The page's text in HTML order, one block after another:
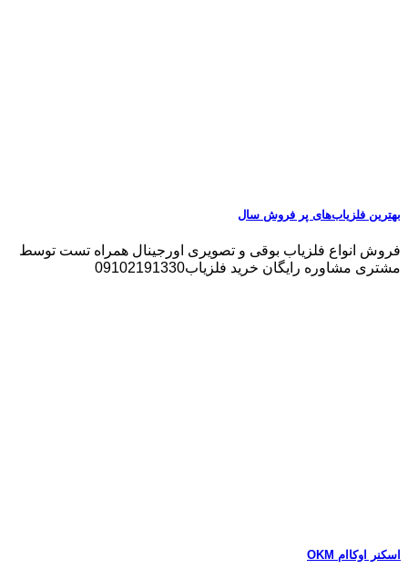
بهترین فلزیاب‌های پر فروش سال
فروش انواع فلزیاب بوقی و تصویری اورجینال همراه تست توسط
مشتری مشاوره رایگان خرید فلزیاب09102191330
اسکنر اوکاام OKM